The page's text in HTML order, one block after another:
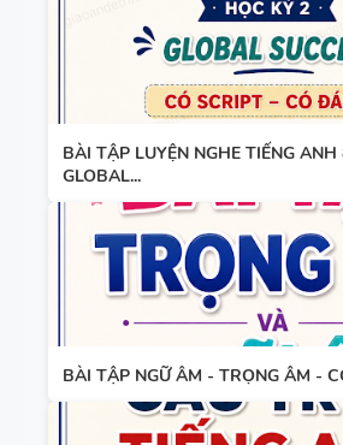
BÀI TẬP LUYỆN NGHE TIẾNG
GLOBAL...
BÀI TẬP NGỮ ÂM - TRỌNG ÂM -